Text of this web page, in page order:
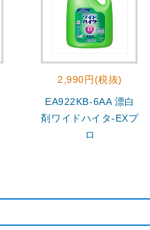
2,990円(税抜)
EA922KB-6AA 漂白
剤ワイドハイタ-EXプ
ロ